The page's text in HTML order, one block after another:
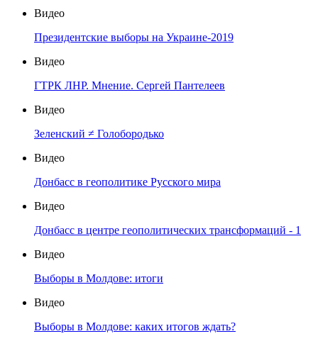
Видео
Президентские выборы на Украине-2019
Видео
ГТРК ЛНР. Мнение. Сергей Пантелеев
Видео
Зеленский ≠ Голобородько
Видео
Донбасс в геополитике Русского мира
Видео
Донбасс в центре геополитических трансформаций - 1
Видео
Выборы в Молдове: итоги
Видео
Выборы в Молдове: каких итогов ждать?